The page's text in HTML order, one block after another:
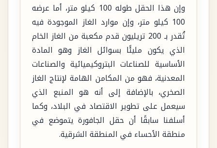
وإن هذا الحقل طوله 100 كيلو متر، أما عرضه
100 كيلو متر، وإن موارد الغاز الموجودة فيه
تُقدر بـ 200 تريليون قدم مكعبة من الغاز الخام
الذي يكون مليئًا بسوائل الغاز وهو المادة
الأساسية للصناعات البتروكيميائية والصناعات
المعدنية، فهو من المكامن الهامة لإنتاج الغاز
الصخري، بالإضافة إلى أنه هو المنبع الذي
سيعمل على تطوير الاقتصاد في البلاد، وكما
أسلفنا سابقًا أن حقل الجافورة يتموضع في
منطقة الأحساء في المنطقة الشرقية.